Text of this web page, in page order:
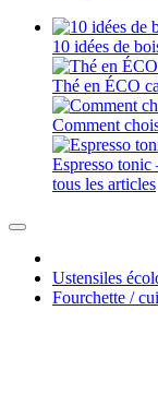
10 idées de
Thé en ÉCO
Comment
Espresso tonic
tous les articles
Ustensiles
Fourchette /